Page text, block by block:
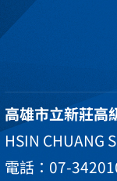
高雄市立新莊高
HSIN CHUANG
電話：07-